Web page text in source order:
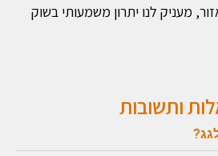
מעניק לנו יתרון משמעותי בשוק
ותשובות